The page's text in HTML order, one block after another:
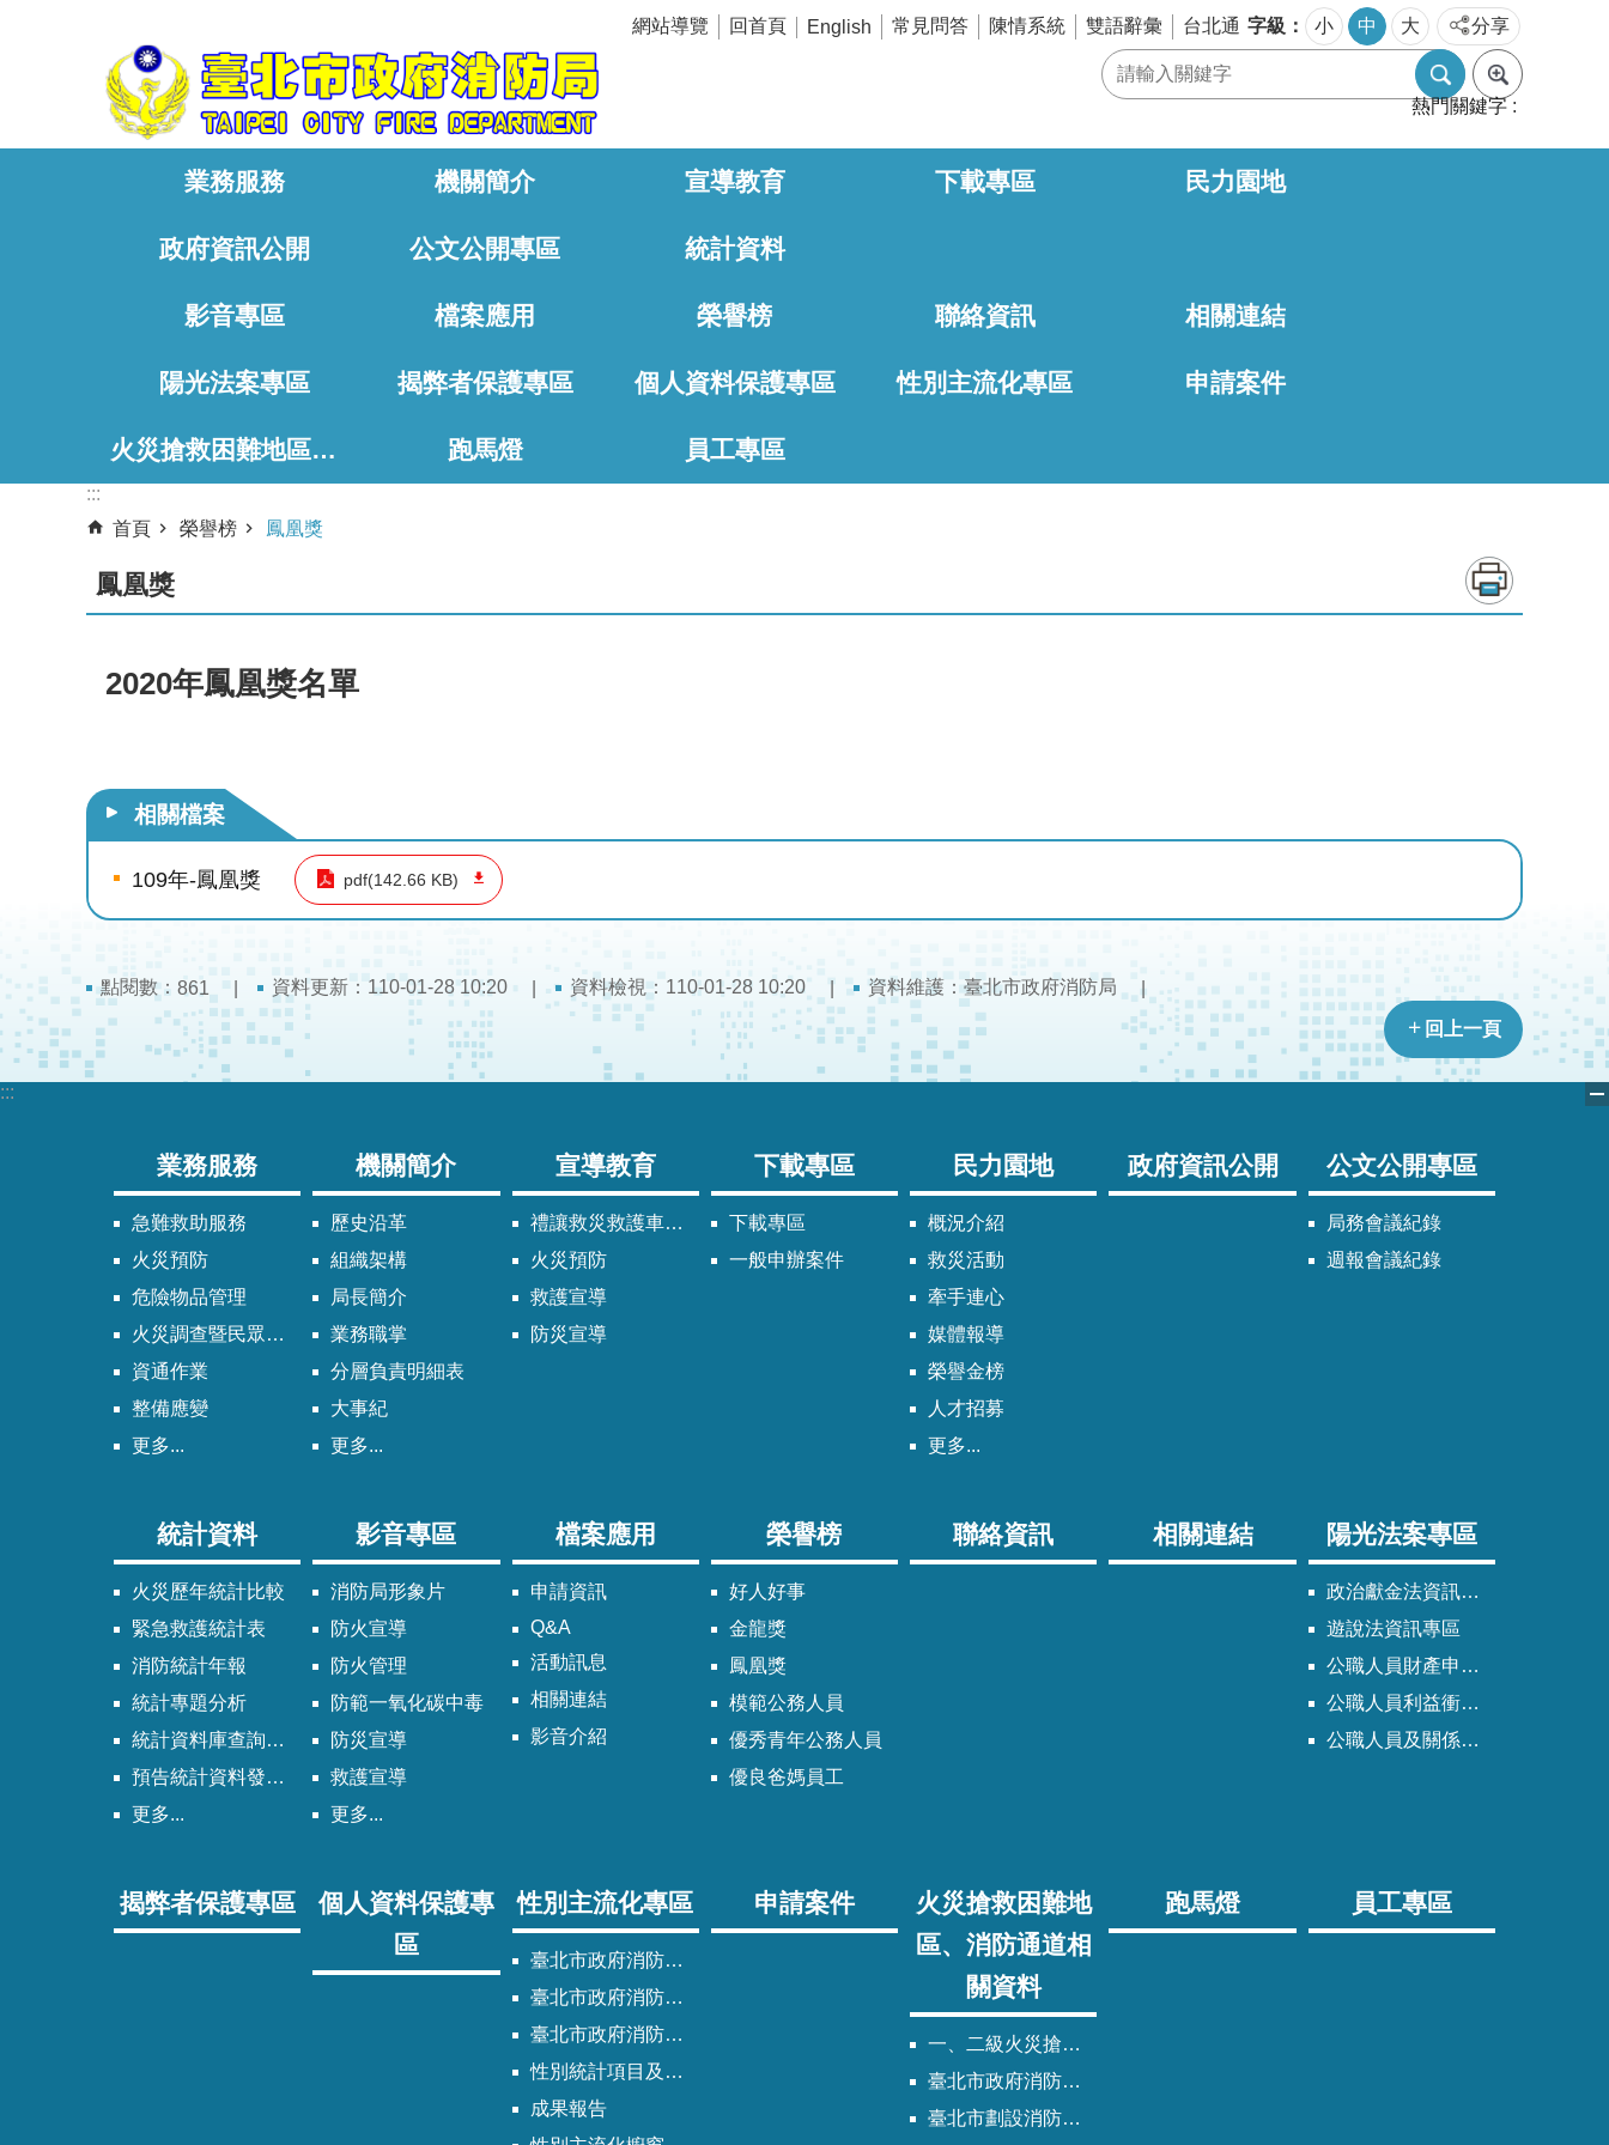
網站導覽 回首頁 English 常見問答 陳情系統 雙語辭彙 台北通 字級 小 中 大 分享
熱門關鍵字
業務服務 機關簡介 宣導教育 下載專區 民力園地
政府資訊公開 公文公開專區 統計資料
影音專區 檔案應用 榮譽榜 聯絡資訊 相關連結
陽光法案專區 揭弊者保護專區 個人資料保護專區 性別主流化專區 申請案件
火災搶救困難地區、消防通道相關資料 跑馬燈 員工專區
:::
首頁
榮譽榜 鳳凰獎
鳳凰獎
2020年鳳凰獎名單
相關檔案
109年-鳳凰獎 pdf(142.66 KB)
點閱數： 861 資料更新：110-01-28 10:20 資料檢視：110-01-28 10:20 資料維護：臺北市政府消防局
回上一頁
:::
業務服務
急難救助服務
火災預防
危險物品管理
火災調查暨民眾申請服務
資通作業
整備應變
更多...
機關簡介
歷史沿革
組織架構
局長簡介
業務職掌
分層負責明細表
大事紀
更多...
宣導教育
禮讓救災救護車輛須知
火災預防
救護宣導
防災宣導
下載專區
下載專區
一般申辦案件
民力園地
概況介紹
救災活動
牽手連心
媒體報導
榮譽金榜
人才招募
更多...
政府資訊公開 公文公開專區
局務會議紀錄
週報會議紀錄
統計資料
火災歷年統計比較
緊急救護統計表
消防統計年報
統計專題分析
統計資料庫查詢系統
預告統計資料發布時間表
更多...
影音專區
消防局形象片
防火宣導
防火管理
防範一氧化碳中毒
防災宣導
救護宣導
更多...
檔案應用
申請資訊
Q&A
活動訊息
相關連結
影音介紹
榮譽榜
好人好事
金龍獎
鳳凰獎
模範公務人員
優秀青年公務人員
優良爸媽員工
聯絡資訊 相關連結 陽光法案專區
政治獻金法資訊專區
遊說法資訊專區
公職人員財產申報法資訊專區
公職人員利益衝突迴避法資訊專區
公職人員及關係人身分關係公開專區
揭弊者保護專區
個人資料保護專
區
性別主流化專區
臺北市政府消防局性別主流化實施計畫
臺北市政府消防局性別平等專案小組委員名單
臺北市政府消防局歷次性別平等專案小組會議紀錄
性別統計項目及指標
成果報告
申請案件
火災搶救困難地
區、消防通道相
關資料
一、二級火災搶救困難地區
臺北市政府消防局劃設消防通道清冊
臺北市劃設消防通道Q&A
跑馬燈 員工專區